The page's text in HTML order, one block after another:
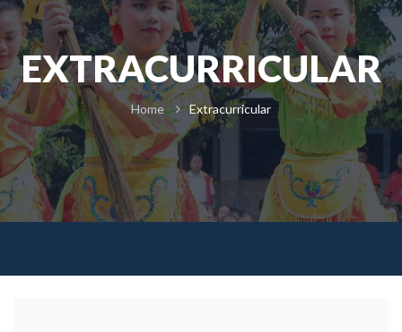
EXTRACURRICULAR
Home Extracurricular